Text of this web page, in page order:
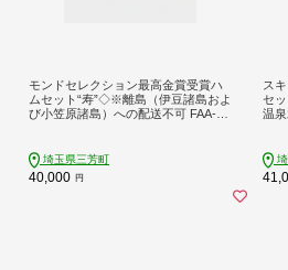
モンドセレクション最高金賞受賞ハ
ムセット“寿”◇※離島（伊豆諸島およ
び小笠原諸島）への配送不可 FAA-17
埼玉県三芳町
40,000 円
ス
セ
温